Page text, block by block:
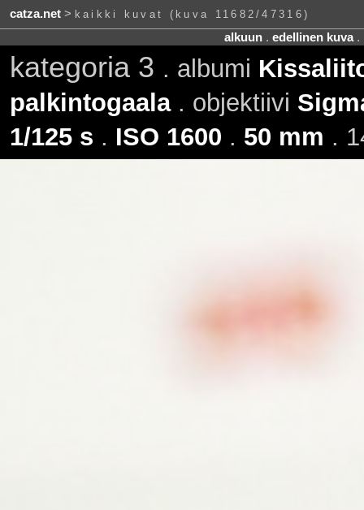
catza.net> kaikki kuvat (kuva 11682/47316)
alkuun. edellinen kuva.
kategoria 3 . albumi
palkintogaala. objektiivi
1/125 s . ISO 1600 . 50 mm .